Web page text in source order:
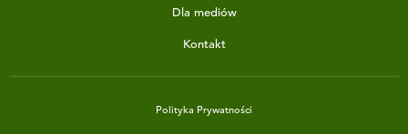
Dla mediów
Kontakt
Polityka Prywatności